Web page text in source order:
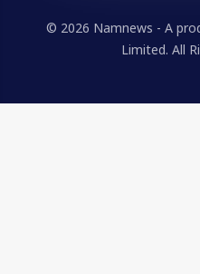
© 2026 Namnews - A
Limited. All